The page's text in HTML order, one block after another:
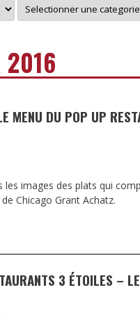
PETITE CUILLÈRE
VOYAGE
2016
MENU DU POP UP
les images des plats qui
Chicago Grant Achatz.
3 ÉTOILES –